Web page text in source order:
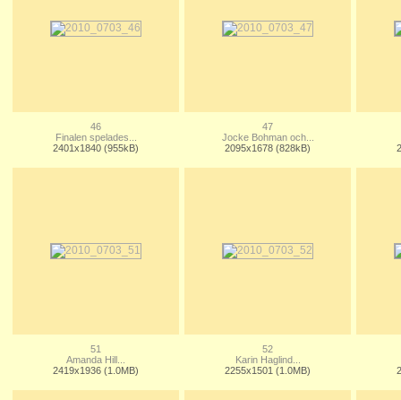
46
Finalen spelades...
2401x1840 (955kB)
47
Jocke Bohman och...
2095x1678 (828kB)
51
Amanda Hill...
2419x1936 (1.0MB)
52
Karin Haglind...
2255x1501 (1.0MB)